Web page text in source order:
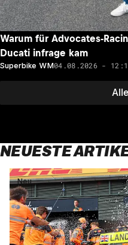
Warum für Advocates-
Ducati infrage kam
Superbike WM04.08.2026 -
NEUESTE
Neu